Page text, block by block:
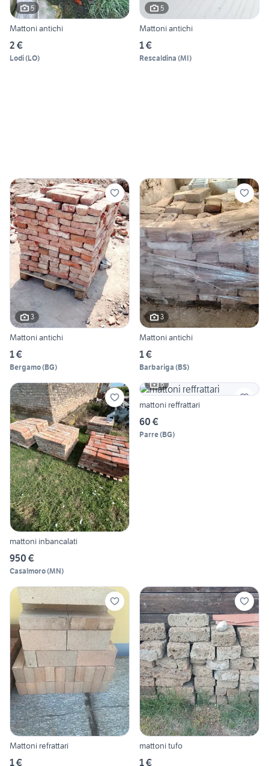
5
Mattoni antichi
2 €
Lodi(LO)
5
Mattoni antichi
1 €
Rescaldina (MI)
3
Mattoni antichi
1 €
Bergamo(BG)
3
Mattoni antichi
1 €
Barbariga (BS)
mattoni inbancalati
950 €
Casalmoro(MN)
6
mattoni reffrattari
60 €
Parre(BG)
Mattoni refrattari
1 €
mattoni tufo
1 €